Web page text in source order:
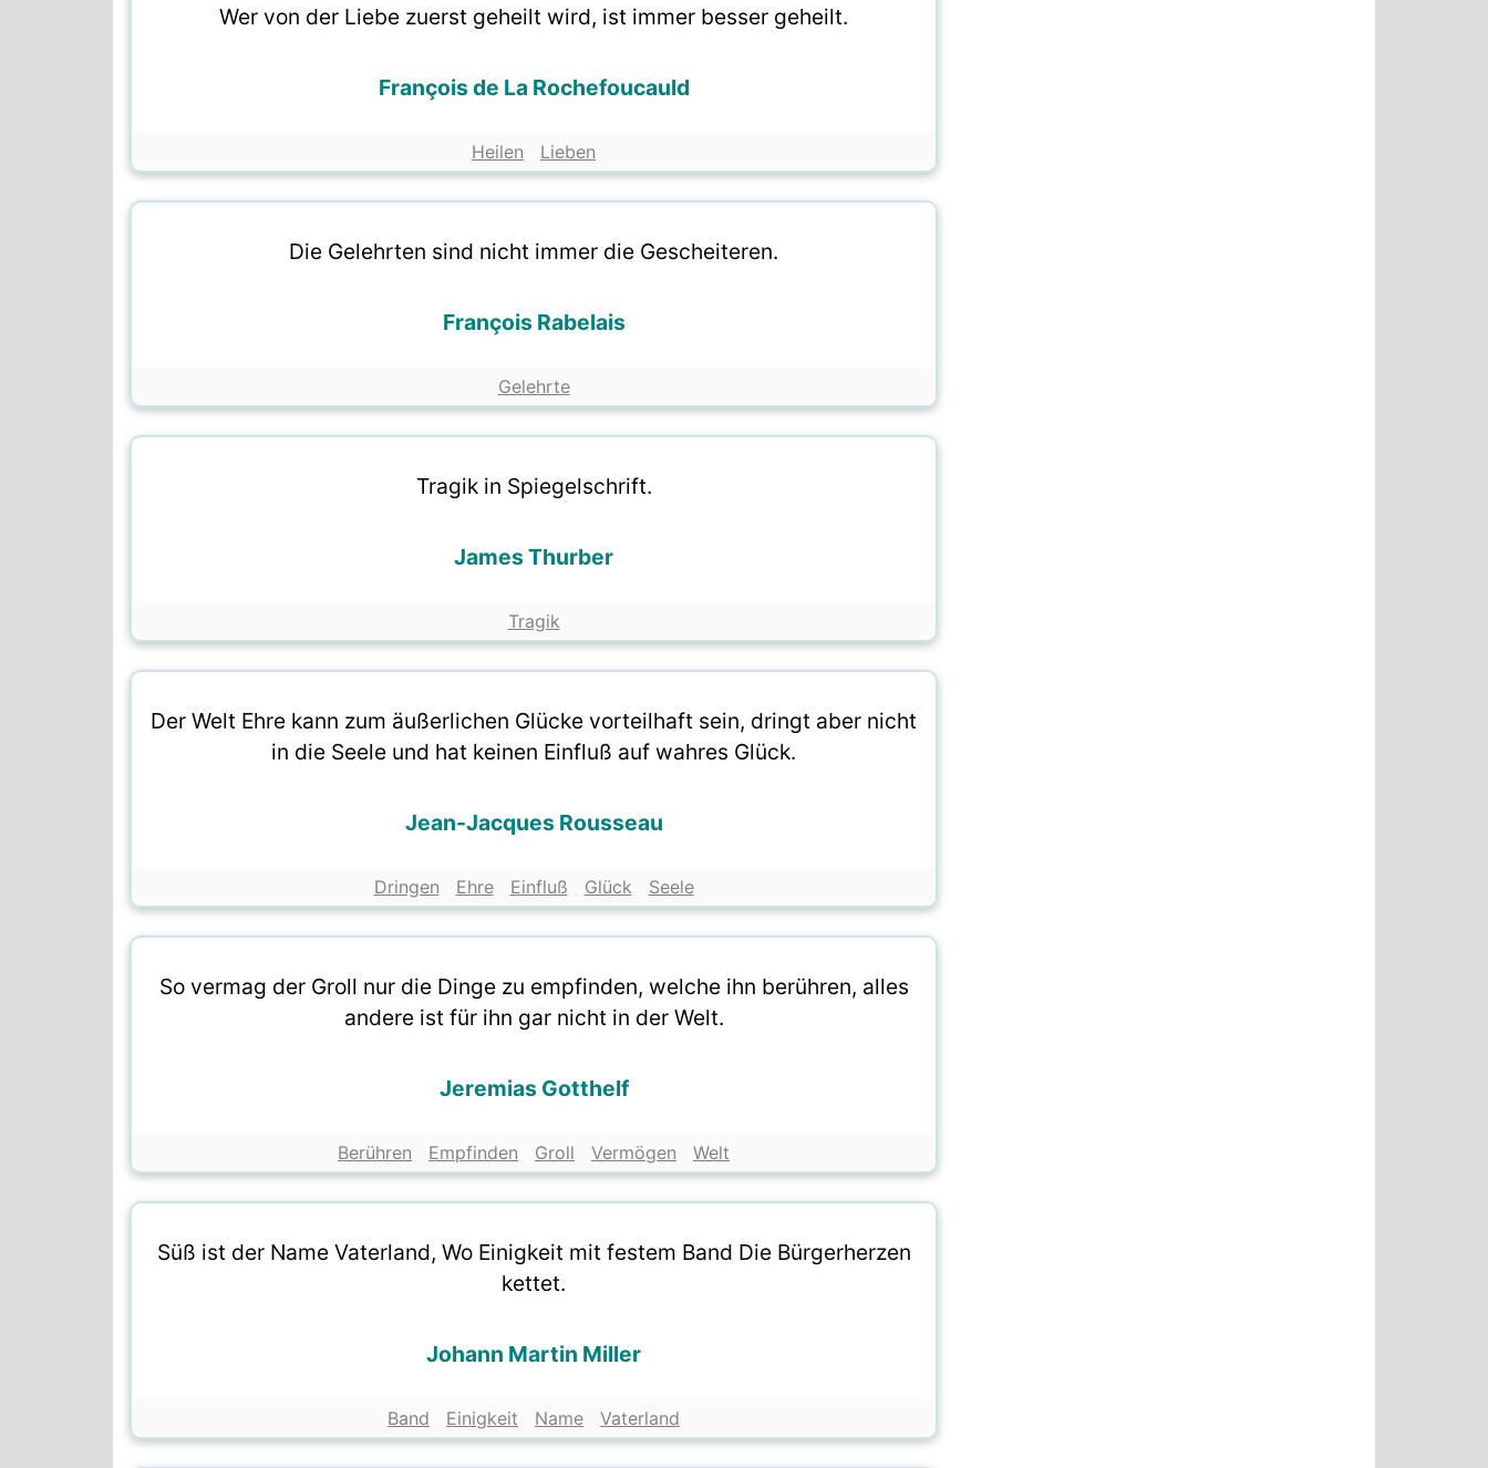
Wer von der Liebe zuerst geheilt wird, ist immer besser geheilt.
François de La Rochefoucauld
Heilen Lieben
Die Gelehrten sind nicht immer die Gescheiteren.
François Rabelais
Gelehrte
Tragik in Spiegelschrift.
James Thurber
Tragik
Der Welt Ehre kann zum äußerlichen Glücke vorteilhaft sein, dringt aber nicht
in die Seele und hat keinen Einfluß auf wahres Glück.
Jean-Jacques Rousseau
Dringen Ehre Einfluß Glück Seele
So vermag der Groll nur die Dinge zu empfinden, welche ihn berühren, alles
andere ist für ihn gar nicht in der Welt.
Jeremias Gotthelf
Berühren Empfinden Groll Vermögen Welt
Süß ist der Name Vaterland, Wo Einigkeit mit festem Band Die Bürgerherzen
kettet.
Johann Martin Miller
Band Einigkeit Name Vaterland